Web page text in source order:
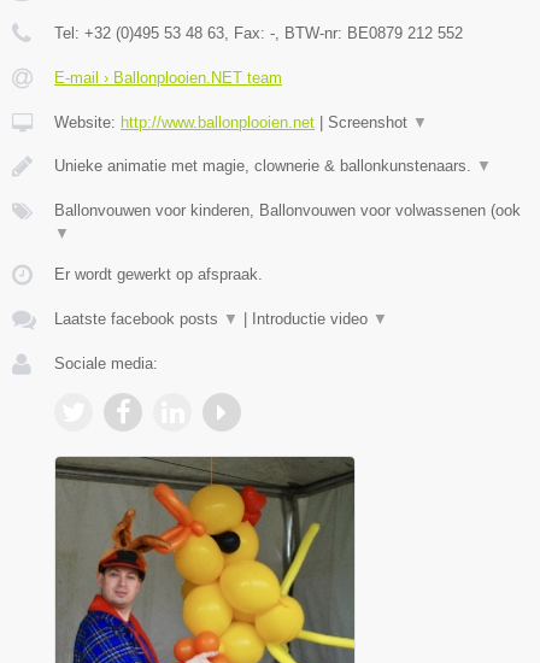
Tel: +32 (0)495 53 48 63, Fax: -, BTW-nr: BE0879 212 552
E-mail › Ballonplooien.NET team
Website: http://www.ballonplooien.net Screenshot ▼
Unieke animatie met magie, clownerie & ballonkunstenaars. ▼
Ballonvouwen voor kinderen, Ballonvouwen voor volwassenen (ook
▼
Er wordt gewerkt op afspraak.
Laatste facebook posts ▼ Introductie video ▼
Sociale media: